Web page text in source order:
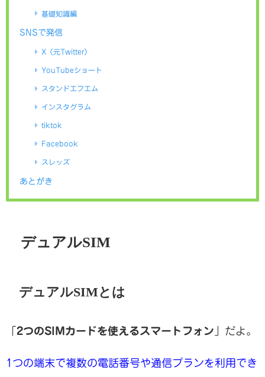
基礎知識編
SNSで発信
X（元Twitter）
YouTubeショート
スタンドエフエム
インスタグラム
tiktok
Facebook
スレッズ
あとがき
デュアルSIM
デュアルSIMとは
「 2つのSIMカードを使えるスマートフォン 」だよ。
1つの端末で複数の電話番号や通信プランを利用でき